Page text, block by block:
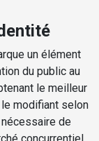
un élément
du public au
le meilleur
modifiant selon
de